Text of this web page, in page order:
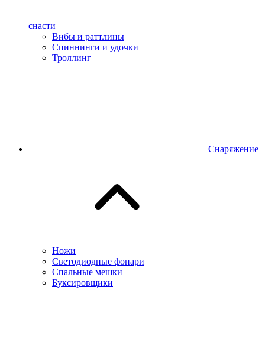
снасти
Вибы и раттлины
Спиннинги и удочки
Троллинг
Снаряжение
Ножи
Светодиодные фонари
Спальные мешки
Буксировщики